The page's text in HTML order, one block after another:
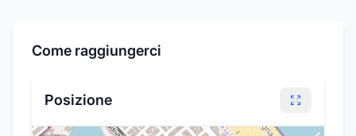
Come raggiungerci
Posizione